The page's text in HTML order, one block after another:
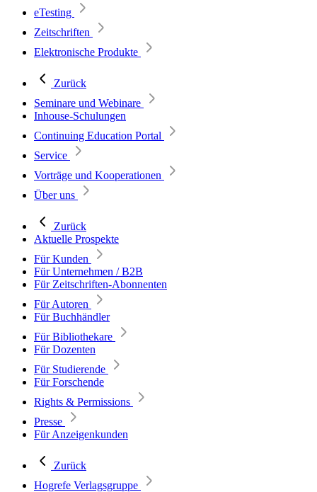
eTesting
Zeitschriften
Elektronische Produkte
Zurück
Seminare und Webinare
Inhouse-Schulungen
Continuing Education Portal
Service
Vorträge und Kooperationen
Über uns
Zurück
Aktuelle Prospekte
Für Kunden
Für Unternehmen / B2B
Für Zeitschriften-Abonnenten
Für Autoren
Für Buchhändler
Für Bibliothekare
Für Dozenten
Für Studierende
Für Forschende
Rights & Permissions
Presse
Für Anzeigenkunden
Zurück
Hogrefe Verlagsgruppe